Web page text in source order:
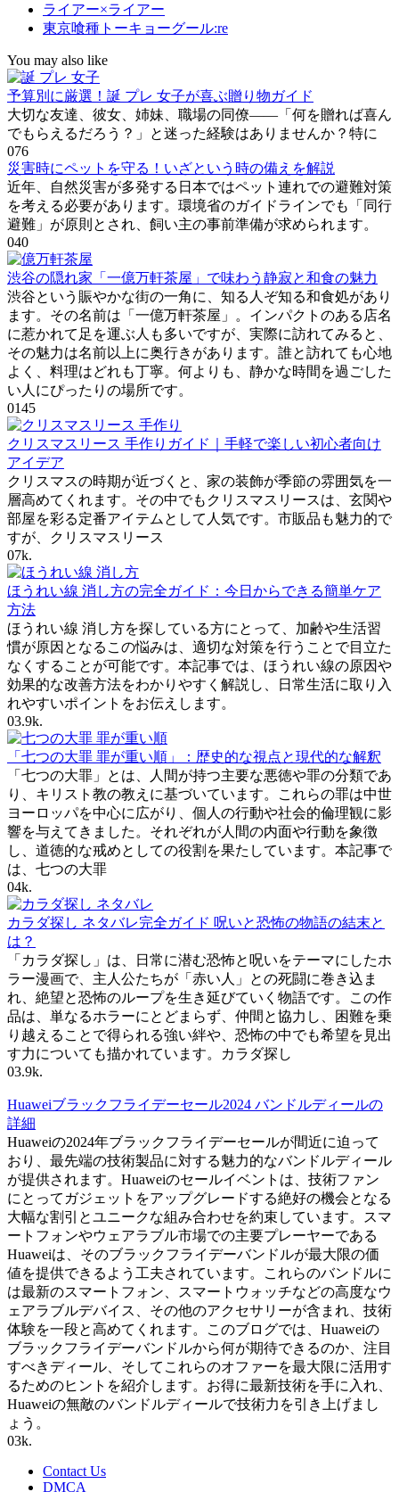
ライアー×ライアー
東京喰種トーキョーグール:re
You may also like
予算別に厳選！誕 プレ 女子が喜ぶ贈り物ガイド
大切な友達、彼女、姉妹、職場の同僚――「何を贈れば喜ん
でもらえるだろう？」と迷った経験はありませんか？特に
076
災害時にペットを守る！いざという時の備えを解説
近年、自然災害が多発する日本ではペット連れでの避難対策
を考える必要があります。環境省のガイドラインでも「同行
避難」が原則とされ、飼い主の事前準備が求められます。
040
渋谷の隠れ家「一億万軒茶屋」で味わう静寂と和食の魅力
渋谷という賑やかな街の一角に、知る人ぞ知る和食処があり
ます。その名前は「一億万軒茶屋」。インパクトのある店名
に惹かれて足を運ぶ人も多いですが、実際に訪れてみると、
その魅力は名前以上に奥行きがあります。誰と訪れても心地
よく、料理はどれも丁寧。何よりも、静かな時間を過ごした
い人にぴったりの場所です。
0145
クリスマスリース 手作りガイド｜手軽で楽しい初心者向け
アイデア
クリスマスの時期が近づくと、家の装飾が季節の雰囲気を一
層高めてくれます。その中でもクリスマスリースは、玄関や
部屋を彩る定番アイテムとして人気です。市販品も魅力的で
すが、クリスマスリース
07k.
ほうれい線 消し方の完全ガイド：今日からできる簡単ケア
方法
ほうれい線 消し方を探している方にとって、加齢や生活習
慣が原因となるこの悩みは、適切な対策を行うことで目立た
なくすることが可能です。本記事では、ほうれい線の原因や
効果的な改善方法をわかりやすく解説し、日常生活に取り入
れやすいポイントをお伝えします。
03.9k.
「七つの大罪 罪が重い順」：歴史的な視点と現代的な解釈
「七つの大罪」とは、人間が持つ主要な悪徳や罪の分類であ
り、キリスト教の教えに基づいています。これらの罪は中世
ヨーロッパを中心に広がり、個人の行動や社会的倫理観に影
響を与えてきました。それぞれが人間の内面や行動を象徴
し、道徳的な戒めとしての役割を果たしています。本記事で
は、七つの大罪
04k.
カラダ探し ネタバレ完全ガイド 呪いと恐怖の物語の結末と
は？
「カラダ探し」は、日常に潜む恐怖と呪いをテーマにしたホ
ラー漫画で、主人公たちが「赤い人」との死闘に巻き込ま
れ、絶望と恐怖のループを生き延びていく物語です。この作
品は、単なるホラーにとどまらず、仲間と協力し、困難を乗
り越えることで得られる強い絆や、恐怖の中でも希望を見出
す力についても描かれています。カラダ探し
03.9k.
Huaweiブラックフライデーセール2024 バンドルディールの
詳細
Huaweiの2024年ブラックフライデーセールが間近に迫って
おり、最先端の技術製品に対する魅力的なバンドルディール
が提供されます。Huaweiのセールイベントは、技術ファン
にとってガジェットをアップグレードする絶好の機会となる
大幅な割引とユニークな組み合わせを約束しています。スマ
ートフォンやウェアラブル市場での主要プレーヤーである
Huaweiは、そのブラックフライデーバンドルが最大限の価
値を提供できるよう工夫されています。これらのバンドルに
は最新のスマートフォン、スマートウォッチなどの高度なウ
ェアラブルデバイス、その他のアクセサリーが含まれ、技術
体験を一段と高めてくれます。このブログでは、Huaweiの
ブラックフライデーバンドルから何が期待できるのか、注目
すべきディール、そしてこれらのオファーを最大限に活用す
るためのヒントを紹介します。お得に最新技術を手に入れ、
Huaweiの無敵のバンドルディールで技術力を引き上げまし
ょう。
03k.
Contact Us
DMCA